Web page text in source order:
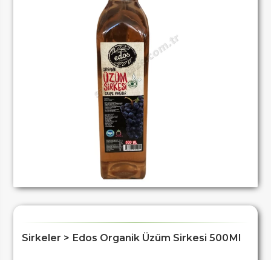
Sirkeler > Edos Organik Üzüm Sirkesi 500Ml